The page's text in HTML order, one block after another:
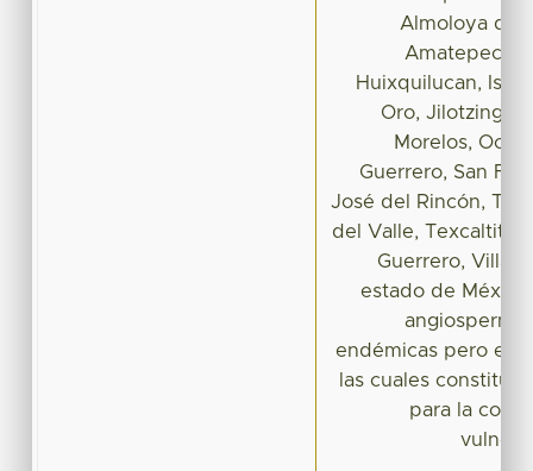
Almoloya de
Amatepec,
Huixquilucan,
Oro, Jilotzingo,
Morelos,
Guerrero, San
José del Rincón,
del Valle,
Guerrero, Villa
estado de
endémicas pero
las cuales
para la